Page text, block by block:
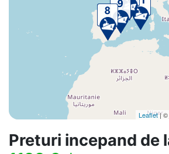
Leaflet| ©
Preturi incepand de